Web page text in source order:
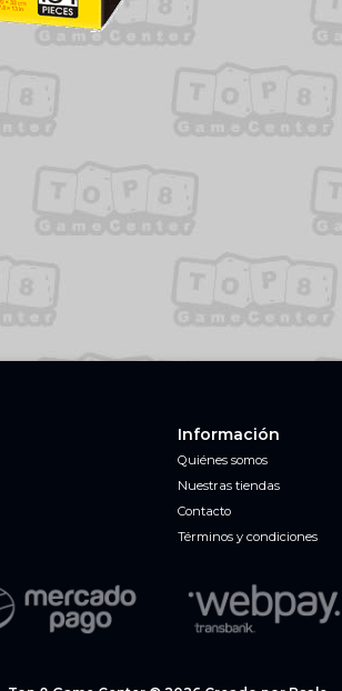
Información
Quiénes somos
Nuestras tiendas
Contacto
Términos y condiciones